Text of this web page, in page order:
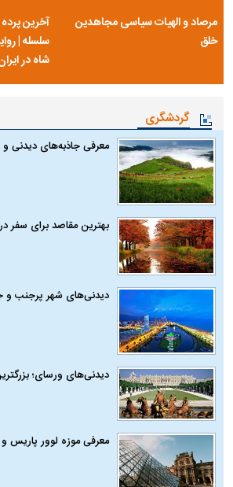
مرصاد و الهیات سیاسی مجاهدین
خلق
آخرین
سلسله |
شاه در
گردشگری
معرفی جاذبه‌های دیدنی
بهترین مقاصد برای سفر در
دیدنی‌های شهر پرجنب و
دیدنی‌های ورسای؛
معرفی موزه لوور پاریس و